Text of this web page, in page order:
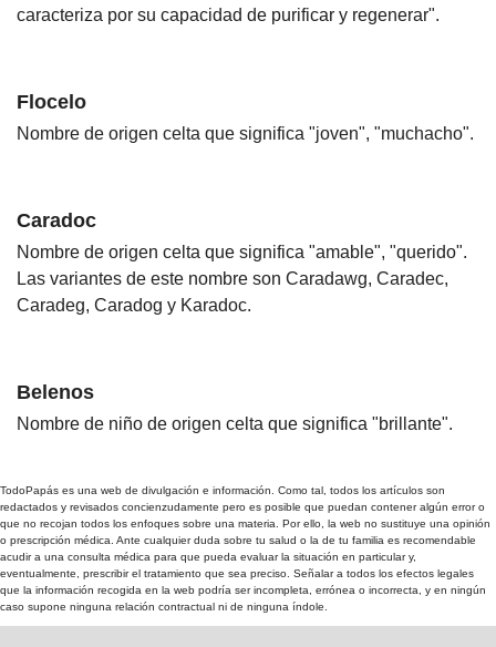
caracteriza por su capacidad de purificar y regenerar".
Flocelo
Nombre de origen celta que significa "joven", "muchacho".
Caradoc
Nombre de origen celta que significa "amable", "querido".
Las variantes de este nombre son Caradawg, Caradec,
Caradeg, Caradog y Karadoc.
Belenos
Nombre de niño de origen celta que significa "brillante".
TodoPapás es una web de divulgación e información. Como tal, todos los artículos son
redactados y revisados concienzudamente pero es posible que puedan contener algún error o
que no recojan todos los enfoques sobre una materia. Por ello, la web no sustituye una opinión
o prescripción médica. Ante cualquier duda sobre tu salud o la de tu familia es recomendable
acudir a una consulta médica para que pueda evaluar la situación en particular y,
eventualmente, prescribir el tratamiento que sea preciso. Señalar a todos los efectos legales
que la información recogida en la web podría ser incompleta, errónea o incorrecta, y en ningún
caso supone ninguna relación contractual ni de ninguna índole.